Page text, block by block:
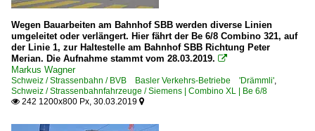
Wegen Bauarbeiten am Bahnhof SBB werden diverse Linien
umgeleitet oder verlängert. Hier fährt der Be 6/8 Combino 321, auf
der Linie 1, zur Haltestelle am Bahnhof SBB Richtung Peter
Merian. Die Aufnahme stammt vom 28.03.2019. 
Markus Wagner
Schweiz / Strassenbahn / BVB Basler Verkehrs-Betriebe 'Drämmli',
Schweiz / Strassenbahnfahrzeuge / Siemens | Combino XL | Be 6/8
 242 1200x800 Px, 30.03.2019 